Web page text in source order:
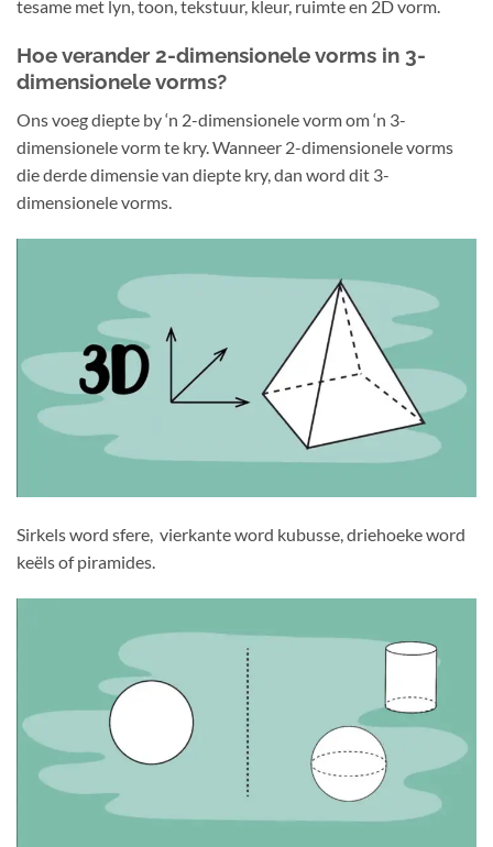
tesame met lyn, toon, tekstuur, kleur, ruimte en 2D vorm.
Hoe verander 2-dimensionele vorms in 3-
dimensionele vorms?
Ons voeg diepte by ‘n 2-dimensionele vorm om ‘n 3-
dimensionele vorm te kry. Wanneer 2-dimensionele vorms
die derde dimensie van diepte kry, dan word dit 3-
dimensionele vorms.
Sirkels word sfere, vierkante word kubusse, driehoeke word
keëls of piramides.